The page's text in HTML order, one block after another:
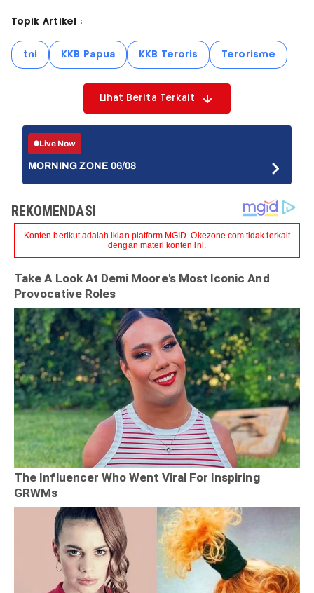
Topik Artikel :
tni KKB Papua KKB Teroris Terorisme
Lihat Berita Terkait
Live Now
MORNING ZONE 06/08